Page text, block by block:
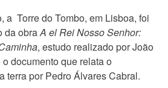
a Torre do Tombo, em Lisboa, foi
da obraA el Rei Nosso Senhor:
, estudo realizado por João
documento que relata o
terra por Pedro Álvares Cabral.